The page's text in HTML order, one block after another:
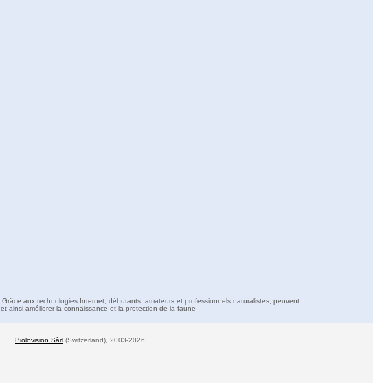
aux technologies Internet, débutants, amateurs et professionnels naturalistes, peuvent
ainsi améliorer la connaissance et la protection de la faune
Biolovision Sàrl (Switzerland), 2003-2026